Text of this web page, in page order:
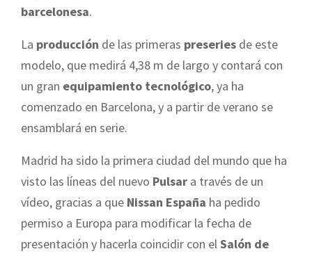
barcelonesa.
La producción de las primeras preseries de este
modelo, que medirá 4,38 m de largo y contará con
un gran equipamiento tecnológico, ya ha
comenzado en Barcelona, y a partir de verano se
ensamblará en serie.
Madrid ha sido la primera ciudad del mundo que ha
visto las líneas del nuevo Pulsar a través de un
vídeo, gracias a que Nissan España ha pedido
permiso a Europa para modificar la fecha de
presentación y hacerla coincidir con elSalón de